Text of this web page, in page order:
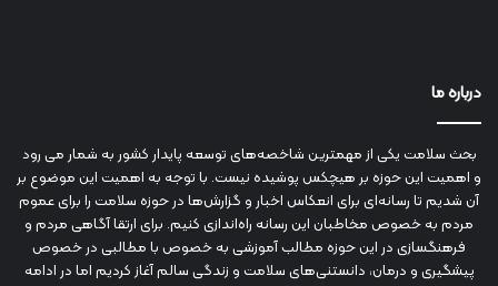
درباره ما
بحث سلامت یکی از مهمترین شاخصه‌های توسعه پایدار کشور به شمار می رود
و اهمیت این حوزه بر هیچکس پوشیده نیست. با توجه به اهمیت این موضوع بر
آن شدیم تا رسانه‌ای برای انعکاس اخبار و گزارش‌ها در حوزه سلامت را برای عموم
مردم به خصوص مخاطبان این رسانه راه‌اندازی کنیم. برای ارتقا آگاهی مردم و
فرهنگسازی در این حوزه مطالب آموزشی به خصوص با مطالبی در خصوص
پیشگیری و درمان، دانستنی‌های سلامت و زندگی سالم آغاز کردیم اما در ادامه